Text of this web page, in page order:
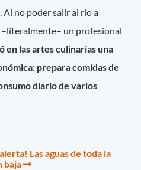
Al no poder salir al río a
un profesional
en las artes culinarias una
prepara comidas de
diario de varios
Las aguas de toda la
baja